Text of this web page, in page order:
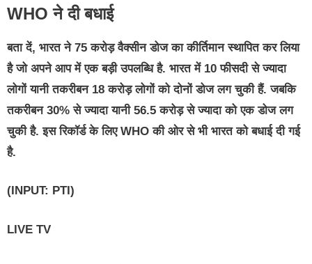
WHO ने दी बधाई
बता दें, भारत ने 75 करोड़ वैक्सीन डोज का कीर्तिमान स्थापित कर लिया
है जो अपने आप में एक बड़ी उपलब्धि है. भारत में 10 फीसदी से ज्यादा
लोगों यानी तकरीबन 18 करोड़ लोगों को दोनों डोज लग चुकी हैं. जबकि
तकरीबन 30% से ज्यादा यानी 56.5 करोड़ से ज्यादा को एक डोज लग
चुकी है. इस रिकॉर्ड के लिए WHO की ओर से भी भारत को बधाई दी गई
है.
(INPUT: PTI)
LIVE TV